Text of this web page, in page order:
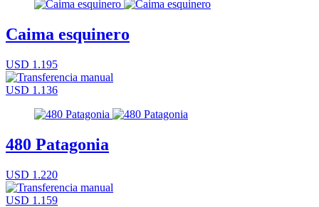
Caima esquinero
USD 1.195
USD 1.136
480 Patagonia
USD 1.220
USD 1.159